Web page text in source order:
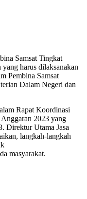
Samsat Tingkat
harus dilaksanakan
Pembina Samsat
Dalam Negeri dan
Rapat Koordinasi
2023 yang
Direktur Utama Jasa
langkah-langkah
masyarakat.